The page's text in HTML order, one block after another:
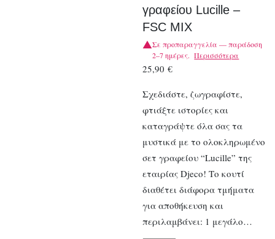
γραφείου Lucille –
FSC MIX
Σε προπαραγγελία — παράδοση
2–7 ημέρες. Περισσότερα
25,90€
Σχεδιάστε, ζωγραφίστε,
φτιάξτε ιστορίες και
καταγράψτε όλα σας τα
μυστικά με το ολοκληρωμένο
σετ γραφείου “Lucille” της
εταιρίας Djeco! Το κουτί
διαθέτει διάφορα τμήματα
για αποθήκευση και
περιλαμβάνει: 1 μεγάλο…